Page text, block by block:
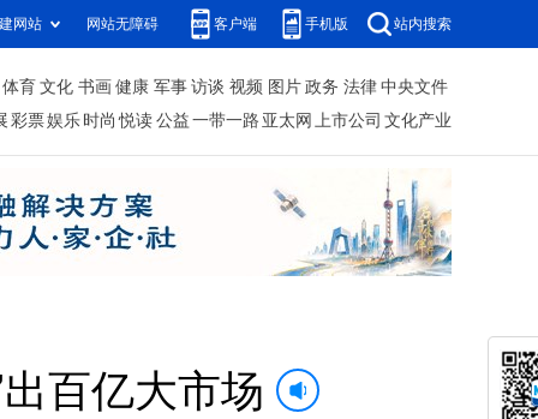
网站 网站无障碍 客户端 手机版 站内搜索
体育 文化 书画 健康 军事 访谈 视频 图片 政务 法律 中央文件
彩票娱乐 时尚 悦读 公益 一带一路 亚太网 上市公司 文化产业
百亿大市场